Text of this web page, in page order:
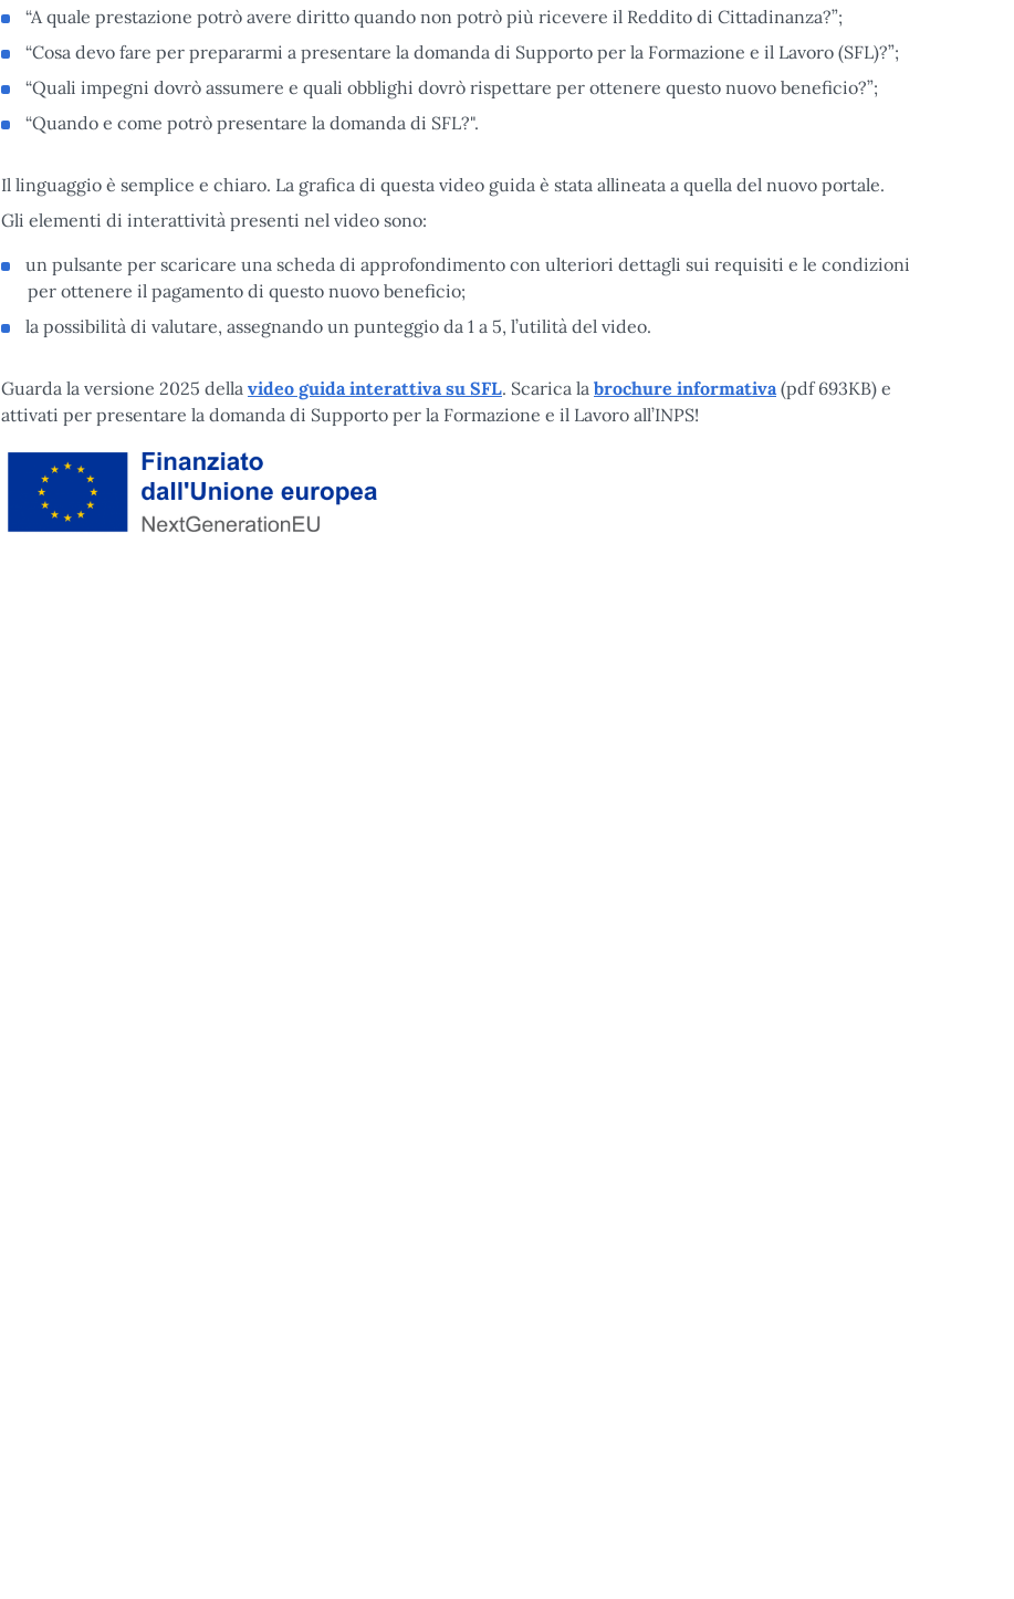
“A quale prestazione potrò avere diritto quando non potrò più ricevere il Reddito di Cittadinanza?”;
“Cosa devo fare per prepararmi a presentare la domanda di Supporto per la Formazione e il Lavoro (SFL)?”;
“Quali impegni dovrò assumere e quali obblighi dovrò rispettare per ottenere questo nuovo beneficio?”;
“Quando e come potrò presentare la domanda di SFL?".
Il linguaggio è semplice e chiaro. La grafica di questa video guida è stata allineata a quella del nuovo portale.
Gli elementi di interattività presenti nel video sono:
un pulsante per scaricare una scheda di approfondimento con ulteriori dettagli sui requisiti e le condizioni
per ottenere il pagamento di questo nuovo beneficio;
la possibilità di valutare, assegnando un punteggio da 1 a 5, l’utilità del video.
Guarda la versione 2025 della video guida interattiva su SFL. Scarica la brochure informativa(pdf 693KB) e
attivati per presentare la domanda di Supporto per la Formazione e il Lavoro all’INPS!
Finanziato dall'Unione Europea tramite Next Generation EU